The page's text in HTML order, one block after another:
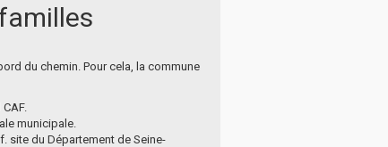
du chemin. Pour cela, la commune
municipale.
site du Département de Seine-